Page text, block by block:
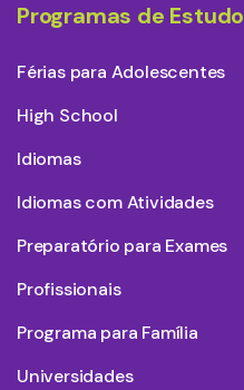
Programas de Estudo
Férias para Adolescentes
High School
Idiomas
Idiomas com Atividades
Preparatório para Exames
Profissionais
Programa para Família
Universidades